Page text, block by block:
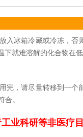
入冰箱冷藏或冷冻，
就难溶解的化合物在
完，请尽量转移到一
合。
业科研等非医疗